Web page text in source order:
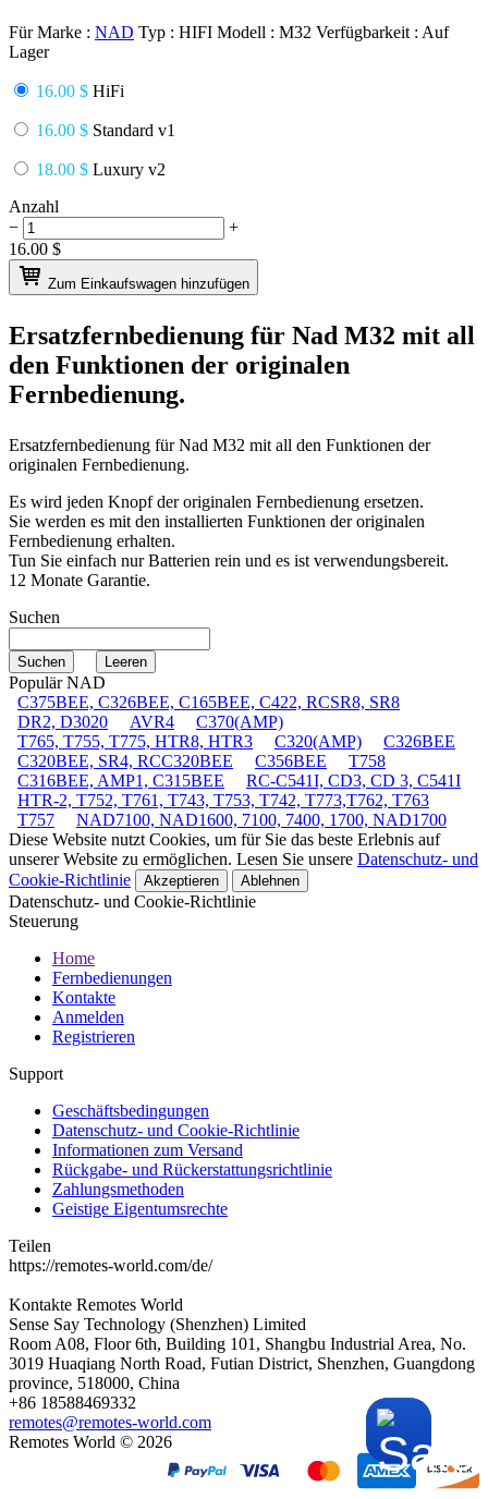
Für Marke : NAD Typ : HIFI Modell : M32 Verfügbarkeit : Auf
Lager
16.00 $ HiFi
16.00 $ Standard v1
18.00 $ Luxury v2
Anzahl
−
+
16.00 $
Zum Einkaufswagen hinzufügen
Ersatzfernbedienung für Nad M32 mit all
den Funktionen der originalen
Fernbedienung.
Ersatzfernbedienung fürNad M32 mit all den Funktionen der
originalen Fernbedienung.
Es wird jeden Knopf der originalen Fernbedienung ersetzen.
Sie werden es mit den installierten Funktionen der originalen
Fernbedienung erhalten.
Tun Sie einfach nur Batterien rein und es ist verwendungsbereit.
12 Monate Garantie.
Suchen
Populär NAD
C375BEE, C326BEE, C165BEE, C422, RCSR8, SR8
DR2, D3020
AVR4
C370(AMP)
T765, T755, T775, HTR8, HTR3
C320(AMP)
C326BEE
C320BEE, SR4, RCC320BEE
C356BEE
T758
C316BEE, AMP1, C315BEE
RC-C541I, CD3, CD 3, C541I
HTR-2, T752, T761, T743, T753, T742, T773,T762, T763
T757
NAD7100, NAD1600, 7100, 7400, 1700, NAD1700
Diese Website nutzt Cookies, um für Sie das beste Erlebnis auf
unserer Website zu ermöglichen. Lesen Sie unsere Datenschutz- und
Cookie-Richtlinie
Akzeptieren Ablehnen
Datenschutz- und Cookie-Richtlinie
Steuerung
Home
Fernbedienungen
Kontakte
Anmelden
Registrieren
Support
Geschäftsbedingungen
Datenschutz- und Cookie-Richtlinie
Informationen zum Versand
Rückgabe- und Rückerstattungsrichtlinie
Zahlungsmethoden
Geistige Eigentumsrechte
Teilen
https://remotes-world.com/de/
Kontakte Remotes World
Sense Say Technology (Shenzhen) Limited
Room A08, Floor 6th, Building 101, Shangbu Industrial Area, No.
3019 Huaqiang North Road, Futian District, Shenzhen, Guangdong
province, 518000, China
+86 18588469332
remotes@remotes-world.com
Remotes World © 2026